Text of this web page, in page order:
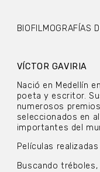
BIOFILMOGRAFÍAS
VÍCTOR GAVIRIA
Nació en Medellín
poeta y escritor.
numerosos
seleccionados en
importantes del
Películas
Buscando